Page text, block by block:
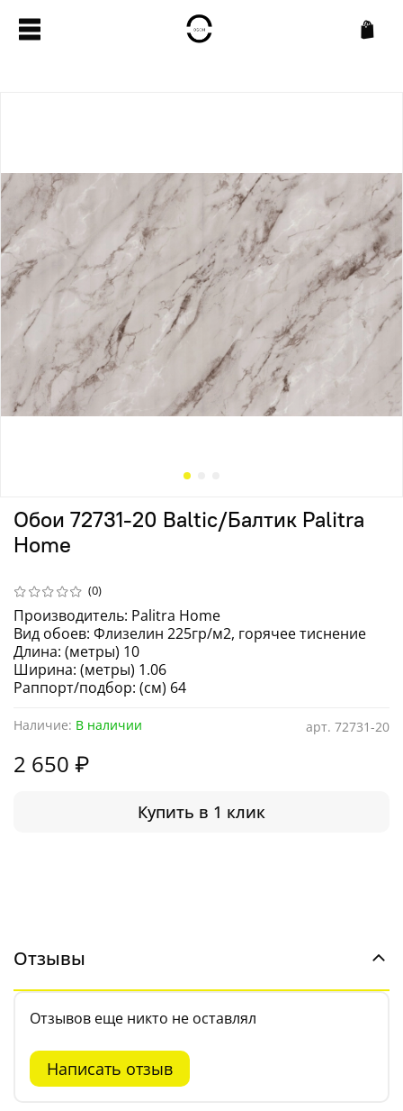
(0)
арт. 72731-20
Наличие: В наличии
Обои 72731-20 Baltic/Балтик Palitra
Home
2 650 ₽
Купить в 1 клик
Производитель: Palitra Home
Вид обоев: Флизелин 225гр/м2, горячее тиснение
Длина: (метры) 10
Ширина: (метры) 1.06
Раппорт/подбор: (см) 64
Отзывы
Отзывов еще никто не оставлял
Написать отзыв